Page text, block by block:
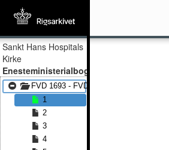
Sankt Hans Hospitals
Kirke
Enesteministerialbog
FVD 1693 - FVD 1755
1
2
3
4